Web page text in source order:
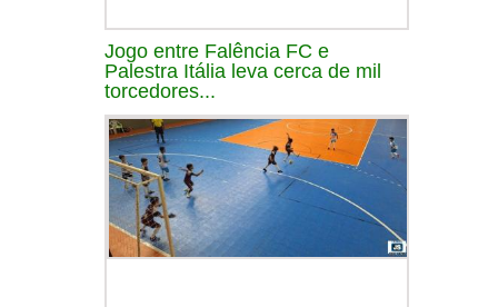
Jogo entre Falência FC e
Palestra Itália leva cerca de mil
torcedores...